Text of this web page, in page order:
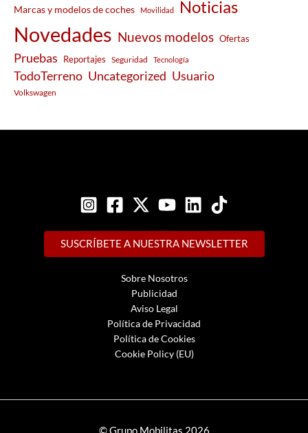
Marcas y modelos de coches Movilidad Noticias
Novedades Nuevos modelos Ofertas
Pruebas Reportajes Seguridad Tecnología
TodoTerreno Uncategorized Usuario
Volkswagen
SUSCRÍBETE A NUESTRA NEWSLETTER
Sobre Nosotros
Publicidad
Aviso Legal
Política de Privacidad
Política de Cookies
Cookie Policy (EU)